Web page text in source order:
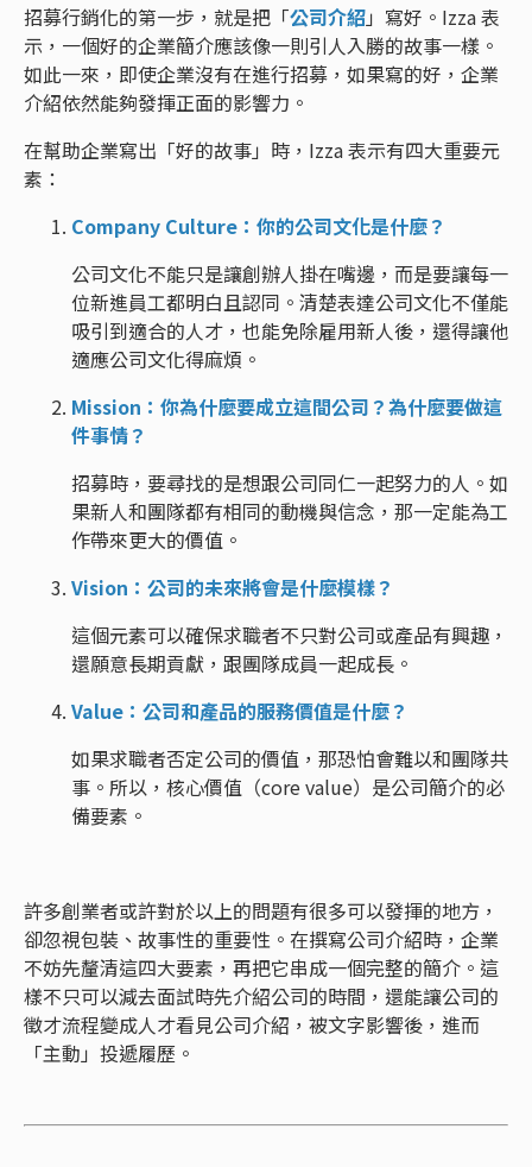
招募行銷化的第一步，就是把「公司介紹」寫好。Izza 表
示，一個好的企業簡介應該像一則引人入勝的故事一樣。
如此一來，即使企業沒有在進行招募，如果寫的好，企業
介紹依然能夠發揮正面的影響力。
在幫助企業寫出「好的故事」時，Izza 表示有四大重要元
素：
Company Culture：你的公司文化是什麼？
公司文化不能只是讓創辦人掛在嘴邊，而是要讓每一
位新進員工都明白且認同。清楚表達公司文化不僅能
吸引到適合的人才，也能免除雇用新人後，還得讓他
適應公司文化得麻煩。
Mission：你為什麼要成立這間公司？為什麼要做這
件事情？
招募時，要尋找的是想跟公司同仁一起努力的人。如
果新人和團隊都有相同的動機與信念，那一定能為工
作帶來更大的價值。
Vision：公司的未來將會是什麼模樣？
這個元素可以確保求職者不只對公司或產品有興趣，
還願意長期貢獻，跟團隊成員一起成長。
Value：公司和產品的服務價值是什麼？
如果求職者否定公司的價值，那恐怕會難以和團隊共
事。所以，核心價值（core value）是公司簡介的必
備要素。
許多創業者或許對於以上的問題有很多可以發揮的地方，
卻忽視包裝、故事性的重要性。在撰寫公司介紹時，企業
不妨先釐清這四大要素，再把它串成一個完整的簡介。這
樣不只可以減去面試時先介紹公司的時間，還能讓公司的
徵才流程變成人才看見公司介紹，被文字影響後，進而
「主動」投遞履歷。